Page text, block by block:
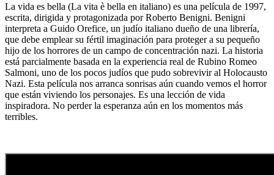
La vida es bella (La vita è bella en italiano) es una película de 1997,
escrita, dirigida y protagonizada por Roberto Benigni. Benigni
interpreta a Guido Orefice, un judío italiano dueño de una librería,
que debe emplear su fértil imaginación para proteger a su pequeño
hijo de los horrores de un campo de concentración nazi. La historia
está parcialmente basada en la experiencia real de Rubino Romeo
Salmoni, uno de los pocos judíos que pudo sobrevivir al Holocausto
Nazi. Esta película nos arranca sonrisas aún cuando vemos el horror
que están viviendo los personajes. Es una lección de vida
inspiradora. No perder la esperanza aún en los momentos más
terribles.